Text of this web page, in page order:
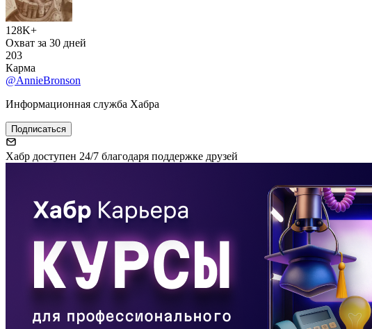
128K+
Охват за 30 дней
203
Карма
@AnnieBronson
Информационная служба Хабра
Подписаться
Хабр доступен 24/7 благодаря поддержке друзей